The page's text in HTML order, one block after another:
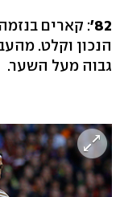
82' : קארים
הנכון וקלט.
גבוה מעל השער.